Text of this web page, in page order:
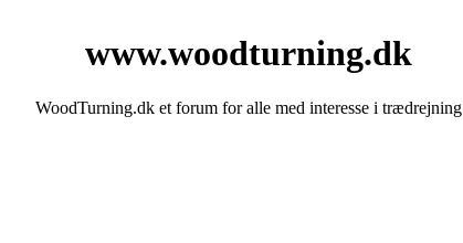
www.woodturning.dk
WoodTurning.dk et forum for alle med interesse i trædrejning